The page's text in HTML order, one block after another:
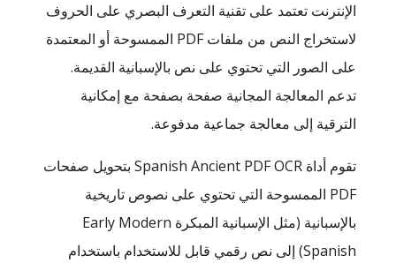
الإنترنت تعتمد على تقنية التعرف البصري على الحروف
لاستخراج النص من ملفات PDF الممسوحة أو المعتمدة
على الصور التي تحتوي على نص بالإسبانية القديمة.
تدعم المعالجة المجانية صفحة بصفحة مع إمكانية
الترقية إلى معالجة جماعية مدفوعة.
تقوم أداة Spanish Ancient PDF OCR بتحويل صفحات
PDF الممسوحة التي تحتوي على نصوص تاريخية
بالإسبانية (مثل الإسبانية المبكرة Early Modern
Spanish) إلى نص رقمي قابل للاستخدام باستخدام